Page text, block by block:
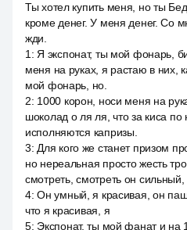
Ты хотел купить меня, но ты
кроме денег. У меня денег. Со
жди.
1 : Я экспонат, ты мой фонарь,
меня на руках, я растаю в них,
мой фонарь, но.
2: 1000 корон, носи меня на
шоколад о ля ля, что за киса по
исполняются капризы.
3: Для кого же станет призом
но нереальная просто жесть
смотреть, смотреть он сильный,
4:Он умный, я красивая, он
что я красивая, я
5: Экспонат, ты мой фанат и на